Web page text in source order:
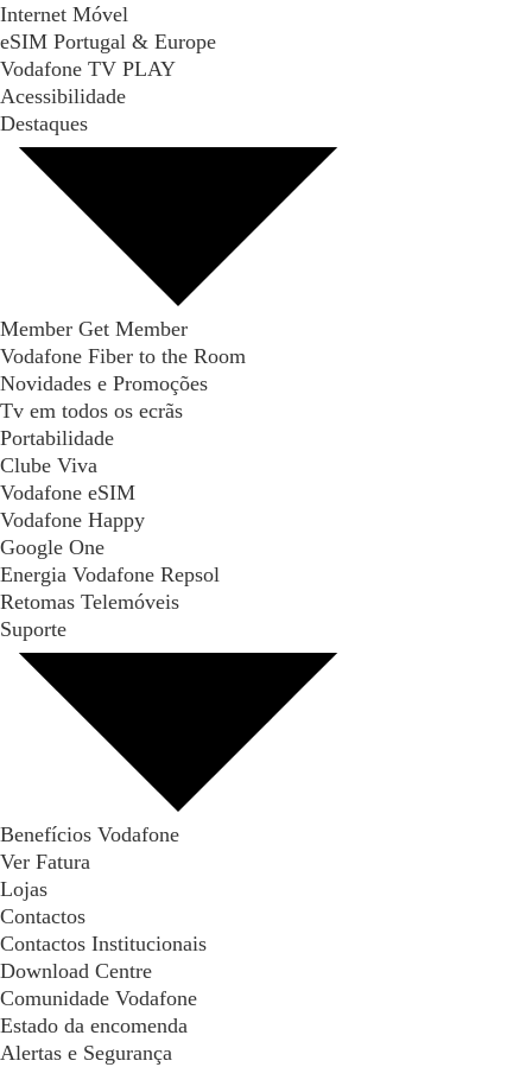
Internet Móvel
eSIM Portugal & Europe
Vodafone TV PLAY
Acessibilidade
Destaques
Member Get Member
Vodafone Fiber to the Room
Novidades e Promoções
Tv em todos os ecrãs
Portabilidade
Clube Viva
Vodafone eSIM
Vodafone Happy
Google One
Energia Vodafone Repsol
Retomas Telemóveis
Suporte
Benefícios Vodafone
Ver Fatura
Lojas
Contactos
Contactos Institucionais
Download Centre
Comunidade Vodafone
Estado da encomenda
Alertas e Segurança